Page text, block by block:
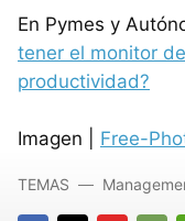
En Pymes y
tener el monitor
productividad?
Imagen | Free-
TEMAS